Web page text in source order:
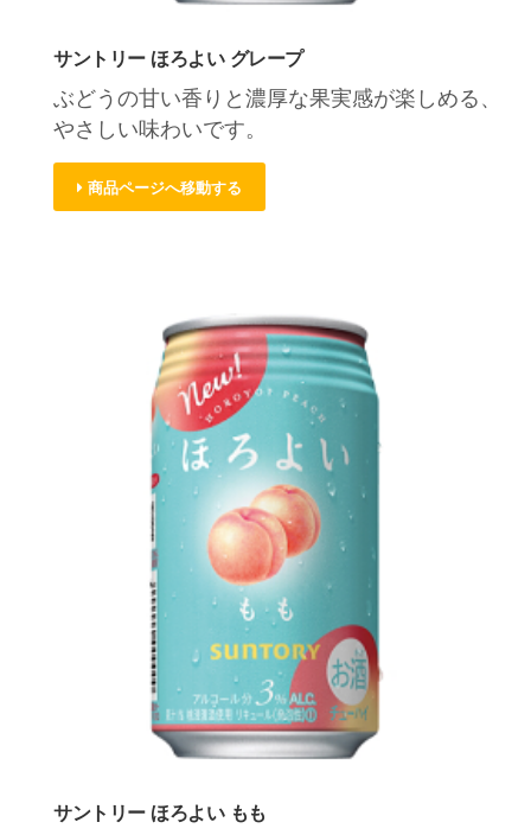
サントリー ほろよい グレープ
ぶどうの甘い香りと濃厚な果実感が楽しめる、
やさしい味わいです。
商品ページへ移動する
サントリー ほろよい もも